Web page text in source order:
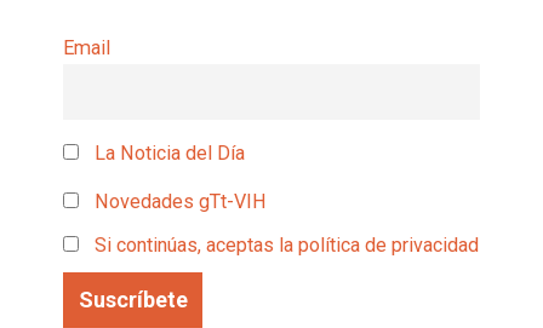
Email
La Noticia del Día
Novedades gTt-VIH
Si continúas, aceptas la política de privacidad